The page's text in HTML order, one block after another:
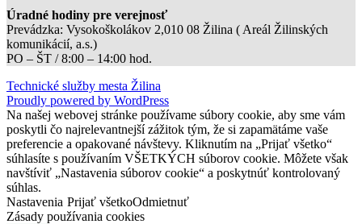
Úradné hodiny pre verejnosť
Prevádzka: Vysokoškolákov 2,010 08 Žilina ( Areál Žilinských
komunikácií, a.s.)
PO – ŠT / 8:00 – 14:00 hod.
Technické služby mesta Žilina
Proudly powered by WordPress
Na našej webovej stránke používame súbory cookie, aby sme vám
poskytli čo najrelevantnejší zážitok tým, že si zapamätáme vaše
preferencie a opakované návštevy. Kliknutím na „Prijať všetko“
súhlasíte s používaním VŠETKÝCH súborov cookie. Môžete však
navštíviť „Nastavenia súborov cookie“ a poskytnúť kontrolovaný
súhlas.
Nastavenia Prijať všetkoOdmietnuť
Zásady používania cookies